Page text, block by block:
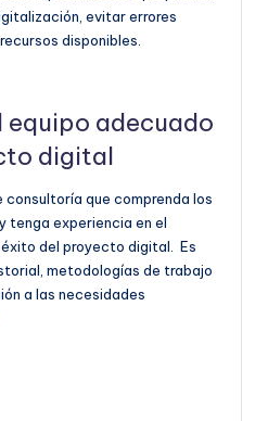
evitar errores
disponibles.
equipo adecuado
digital
consultoría que comprenda los
tenga experiencia en el
del proyecto digital. Es
metodologías de trabajo
a las necesidades